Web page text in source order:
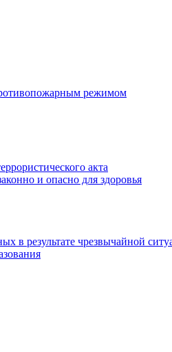
режимом
акта
и опасно для здоровья
в результате чрезвычайной